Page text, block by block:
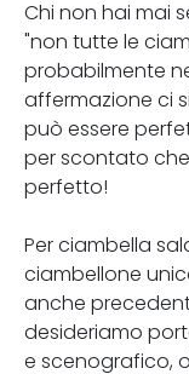
Chi non hai mai
"non tutte le
probabilmente
affermazione ci
può essere
per scontato
perfetto!
Per ciambella
ciambellone
anche
desideriamo
e scenografico,